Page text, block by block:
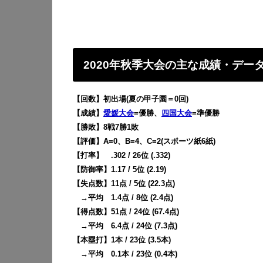
2020年秋季大会の主な成績・デー
【回数】初出場(夏の甲子園＝0回)
【成績】 愛媛大会=優勝、 四国大会=準優勝
【勝敗】8戦7勝1敗
【評価】A=0、B=4、C=2(スポーツ紙6紙)
【打率】 .302 / 26位 (.332)
【防御率】1.17 / 5位 (2.19)
【失点数】11点 / 5位 (22.3点)
→平均 1.4点 / 8位 (2.4点)
【得点数】51点 / 24位 (67.4点)
→平均 6.4点 / 24位 (7.3点)
【本塁打】1本 / 23位 (3.5本)
→平均 0.1本 / 23位 (0.4本)